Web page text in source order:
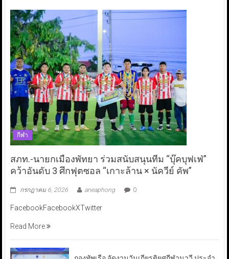
กีฬา
สภท.-นายกเมืองพัทยา ร่วมสนับสนุนทีม “บุ๊คบุฟเฟ่”
คว้าอันดับ 3 ศึกฟุตซอล “เกาะล้าน × นัควีย์ คัพ”
กรกฎาคม 6, 2026 aneaphong 0
FacebookFacebookXTwitter
Read More